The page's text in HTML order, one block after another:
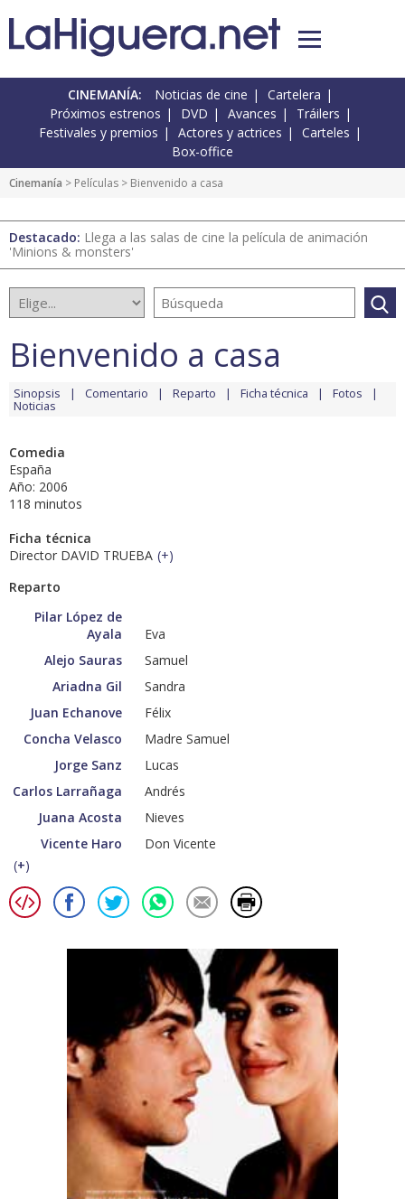
CINEMANÍA: Noticias de cine
Cartelera
Próximos estrenos
DVD Avances
Tráilers
Festivales y premios
Actores y actrices
Carteles
Box-office
Cinemanía > Películas > Bienvenido a casa
Destacado: Llega a las salas de cine la película de animación
'Minions & monsters'
Bienvenido a casa
Sinopsis Comentario Reparto Ficha técnica Fotos
Noticias
Comedia
España
Año: 2006
118 minutos
Ficha técnica
Director DAVID TRUEBA (+)
Reparto
Pilar López de
Ayala
Eva
Alejo Sauras
Samuel
Ariadna Gil
Sandra
Juan Echanove
Félix
Concha Velasco
Madre Samuel
Jorge Sanz
Lucas
Carlos Larrañaga
Andrés
Juana Acosta
Nieves
Vicente Haro
Don Vicente
(+)